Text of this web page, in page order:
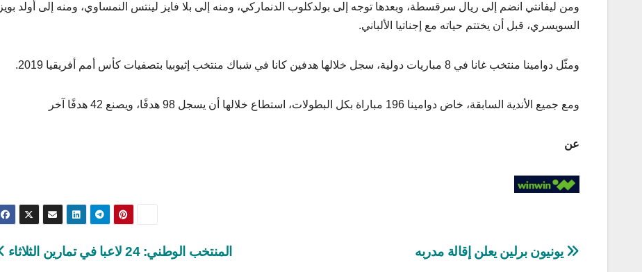
ومن ليفانتي انضم إلى ريال سرقسطة، وبعدها توجه إلى بولدكلوب الدنماركي، ومنه إلى بلا فايز لينتس النمساوي، ومنه إلى أولد بويز
السويسري، قبل أن يختتم حياته مع إجناتيا الألباني.
ومثّل دوامينا منتخب غانا في 8 مباريات دولية، سجل خلالها هدفين كانا في شباك منتخب إثيوبيا بتصفيات كأس أمم أفريقيا 2019.
ومع جميع الأندية السابقة، خاض دوامينا 196 مباراة بكل البطولات، استطاع خلالها أن يسجل 98 هدفًا، ويصنع 42 هدفًا آخر
عن
تصفّح
المنتخب الوطني: 24 لاعبا في تمارين الثلاثاء يونيون برلين يعلن إقالة مدربه